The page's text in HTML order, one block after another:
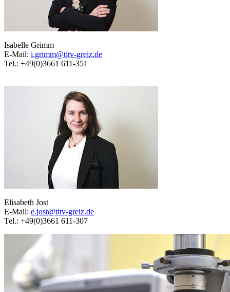
Isabelle Grimm
E-Mail: i.grimm@titv-greiz.de
Tel.: +49(0)3661 611-351
Elisabeth Jost
E-Mail: e.jost@titv-greiz.de
Tel.: +49(0)3661 611-307